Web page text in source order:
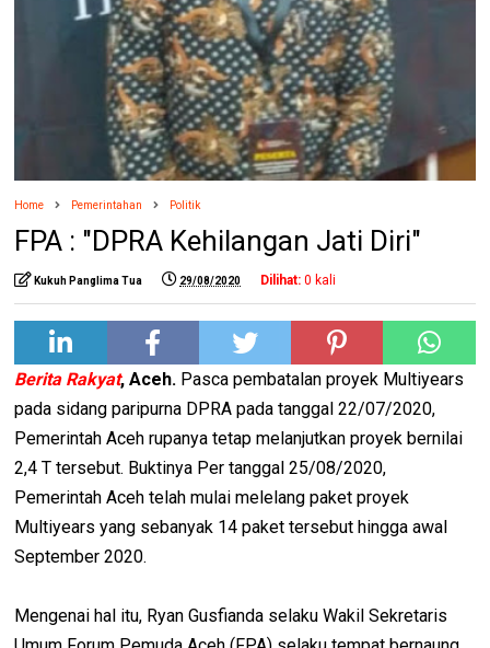
Home Pemerintahan Politik
FPA : "DPRA Kehilangan Jati Diri"
Kukuh Panglima Tua 29/08/2020 Dilihat: 0 kali
Berita Rakyat, Aceh. Pasca pembatalan proyek Multiyears
pada sidang paripurna DPRA pada tanggal 22/07/2020,
Pemerintah Aceh rupanya tetap melanjutkan proyek bernilai
2,4 T tersebut. Buktinya Per tanggal 25/08/2020,
Pemerintah Aceh telah mulai melelang paket proyek
Multiyears yang sebanyak 14 paket tersebut hingga awal
September 2020.
Mengenai hal itu, Ryan Gusfianda selaku Wakil Sekretaris